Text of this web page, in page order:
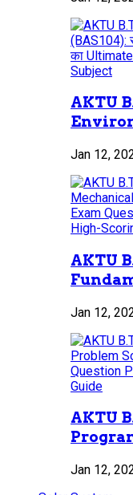
AKTU
Jan 12,
AKTU
Jan 12,
AKTU
Jan 12,